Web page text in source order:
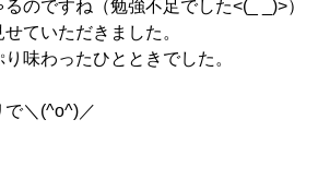
のですね（勉強不足でした<(_ _)>）
ていただきました。
味わったひとときでした。
＼(^o^)／